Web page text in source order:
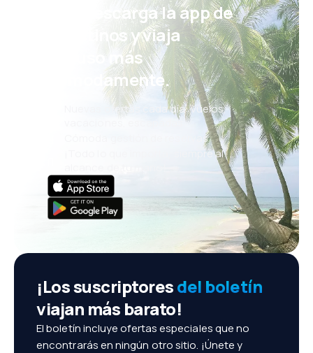
¡Eh! Descarga la app de
eDestinos y viaja
incluso más
cómodamente.
Nuevas ofertas cada día: vuelos,
vacaciones, escapadas
Cómoda gestión de reservas
¡Todo lo que importa, siempre al
¡Los suscriptoresdel boletín
viajan más barato!
El boletín incluye ofertas especiales que no
encontrarás en ningún otro sitio. ¡Únete y